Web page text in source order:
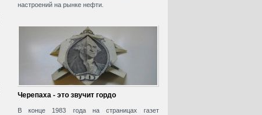
настроений на рынке нефти.
Черепаха - это звучит гордо
В конце 1983 года на страницах газет